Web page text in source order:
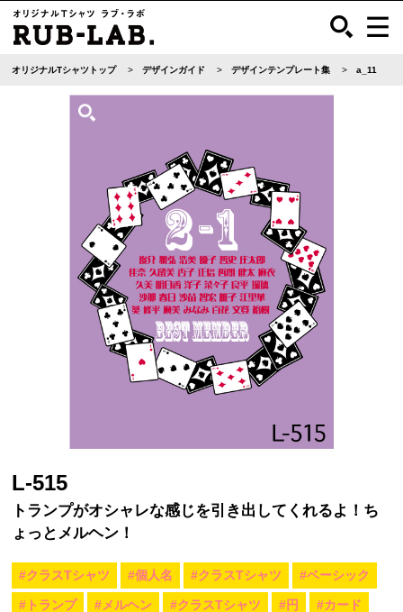
オリジナルTシャツトップ デザインガイド デザインテンプレート集 a_11
L-515
トランプがオシャレな感じを引き出してくれるよ！ち
ょっとメルヘン！
#クラスTシャツ #個人名 #クラスTシャツ #ベーシック
#トランプ #メルヘン #クラスTシャツ #円 #カード